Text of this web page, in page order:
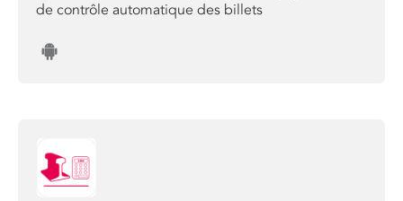
de contrôle automatique des billets